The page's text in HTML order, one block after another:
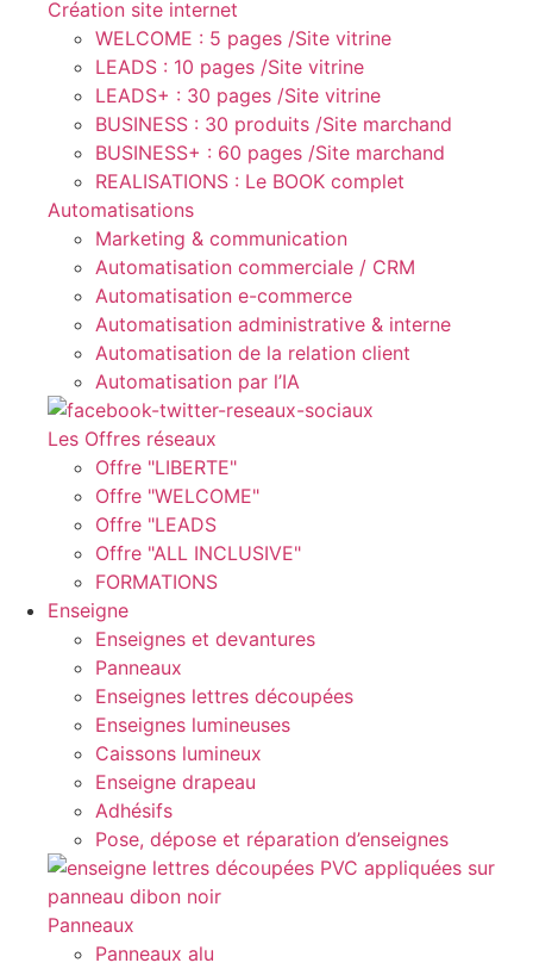
Création site internet
WELCOME : 5 pages /Site vitrine
LEADS : 10 pages /Site vitrine
LEADS+ : 30 pages /Site vitrine
BUSINESS : 30 produits /Site marchand
BUSINESS+ : 60 pages /Site marchand
REALISATIONS : Le BOOK complet
Automatisations
Marketing & communication
Automatisation commerciale / CRM
Automatisation e-commerce
Automatisation administrative & interne
Automatisation de la relation client
Automatisation par l’IA
Les Offres réseaux
Offre "LIBERTE"
Offre "WELCOME"
Offre "LEADS
Offre "ALL INCLUSIVE"
FORMATIONS
Enseigne
Enseignes et devantures
Panneaux
Enseignes lettres découpées
Enseignes lumineuses
Caissons lumineux
Enseigne drapeau
Adhésifs
Pose, dépose et réparation d’enseignes
Panneaux
Panneaux alu